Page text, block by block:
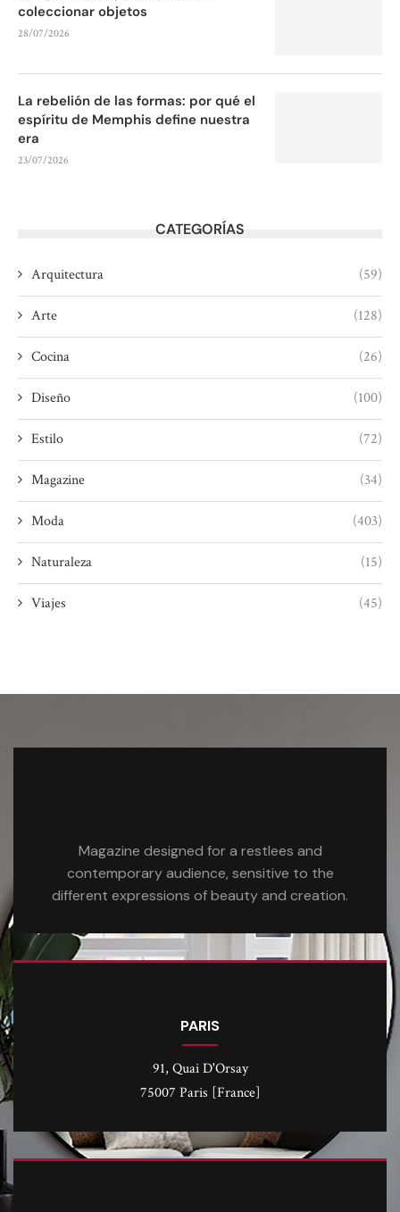
coleccionar objetos
28/07/2026
La rebelión de las formas: por qué el
espíritu de Memphis define nuestra
era
23/07/2026
CATEGORÍAS
Arquitectura (59)
Arte (128)
Cocina (26)
Diseño (100)
Estilo (72)
Magazine (34)
Moda (403)
Naturaleza (15)
Viajes (45)
Magazine designed for a restlees and
contemporary audience, sensitive to the
different expressions of beauty and creation.
PARIS
91, Quai D'Orsay
75007 Paris [France]